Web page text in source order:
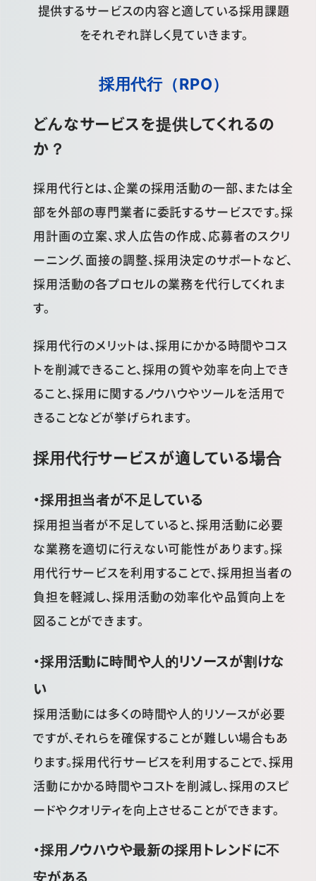
提供するサービスの内容と適している採用課題
をそれぞれ詳しく見ていきます。
採用代行（RPO）
どんなサービスを提供してくれるの
か？
採用代行とは、企業の採用活動の一部、または全
部を外部の専門業者に委託するサービスです。採
用計画の立案、求人広告の作成、応募者のスクリ
ーニング、面接の調整、採用決定のサポートなど、
採用活動の各プロセルの業務を代行してくれま
す。
採用代行のメリットは、採用にかかる時間やコス
トを削減できること、採用の質や効率を向上でき
ること、採用に関するノウハウやツールを活用で
きることなどが挙げられます。
採用代行サービスが適している場合
・採用担当者が不足している
採用担当者が不足していると、採用活動に必要
な業務を適切に行えない可能性があります。採
用代行サービスを利用することで、採用担当者の
負担を軽減し、採用活動の効率化や品質向上を
図ることができます。
・採用活動に時間や人的リソースが割けな
い
採用活動には多くの時間や人的リソースが必要
ですが、それらを確保することが難しい場合もあ
ります。採用代行サービスを利用することで、採用
活動にかかる時間やコストを削減し、採用のスピ
ードやクオリティを向上させることができます。
・採用ノウハウや最新の採用トレンドに不
安がある